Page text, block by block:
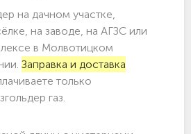
на дачном участке,
на заводе, на АГЗС или
в Молвотицком
Заправка и доставка
только
газ.